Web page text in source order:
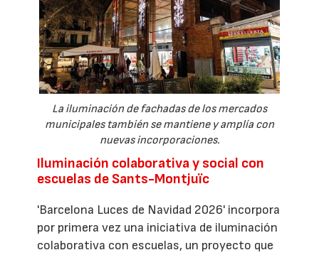
La iluminación de fachadas de los mercados
municipales también se mantiene y amplía con
nuevas incorporaciones.
Iluminación colaborativa y social con
escuelas de Sants-Montjuïc
'Barcelona Luces de Navidad 2026' incorpora
por primera vez una iniciativa de iluminación
colaborativa con escuelas, un proyecto que